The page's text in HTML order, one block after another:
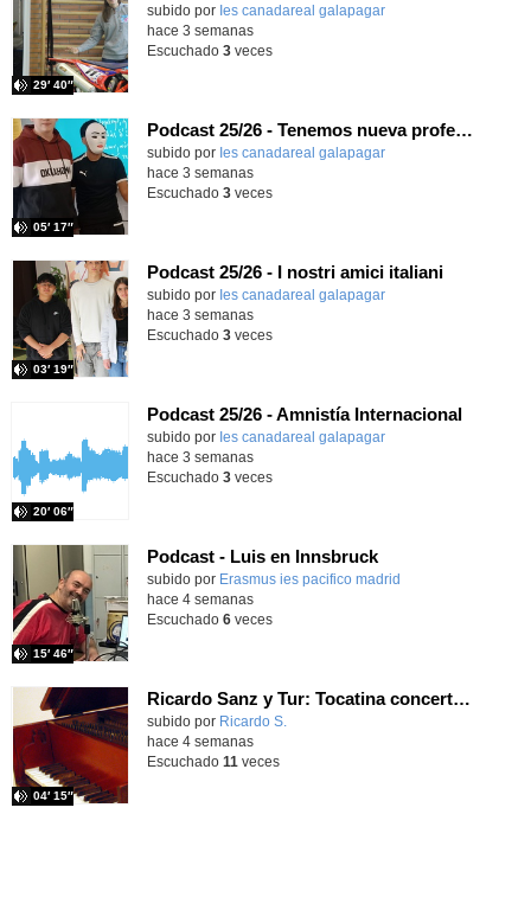
subido por Ies canadareal galapagar
29′ 40″
-
hace 3 semanas
Escuchado 3veces
Podcast 25/26 - Tenemos nueva profesora de Griego ¿Conoces a María Eugenia?
subido por Ies canadareal galapagar
05′ 17″
-
hace 3 semanas
Escuchado 3veces
Podcast 25/26 - I nostri amici italiani
subido por Ies canadareal galapagar
03′ 19″
-
hace 3 semanas
Escuchado 3veces
Podcast 25/26 - Amnistía Internacional
subido por Ies canadareal galapagar
20′ 06″
-
hace 3 semanas
Escuchado 3veces
Podcast - Luis en Innsbruck
subido por Erasmus ies pacifico madrid
15′ 46″
hace 4 semanas
Escuchado 6veces
Ricardo Sanz y Tur: Tocatina concertante al aire español
subido por Ricardo S.
04′ 15″
hace 4 semanas
Escuchado 11 veces